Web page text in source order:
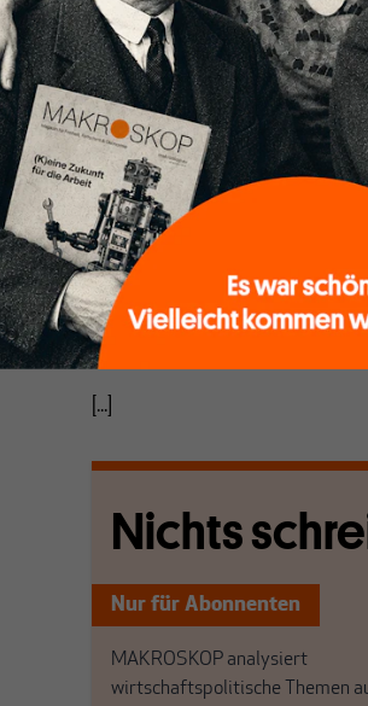
Registrierung des
Informationsnachteil des
leicht vergrößert. Das System
Es zeigt, wie sich die Macht
genau das ist es, in
erhalten, die auf ihren
EZB-Geld (das heißt, echtes
getauscht. Sie können dieses
sich auszahlen lassen, oder
die täglichen Einkäufe
eingeklebt waren, nicht zu
[...]
Nichts
Nur für Abonnenten
MAKROSKOP analysiert
wirtschaftspolitische Themen